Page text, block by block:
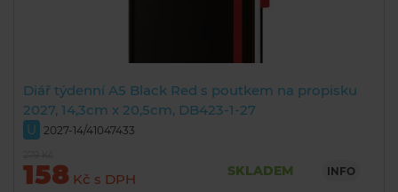
Diář týdenní A5 Black Red s poutkem na propisku
2027, 14,3cm x 20,5cm, DB423-1-27
U 2027-14/41047433
158 Kč s DPH
SKLADEM INFO